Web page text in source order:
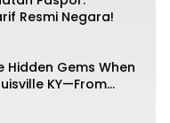
Resmi Negara!
Hidden Gems When
KY—From